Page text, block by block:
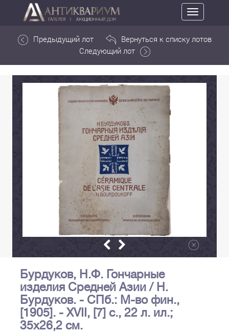
Toggle
navigation
Предыдущий лот
Вернуться к списку лотов
Следующий лот
Бурдуков, Н.Ф. Гончарные
изделия Средней Азии / Н.
Бурдуков. - СПб.: М-во фин.,
[1905]. - XVII, [7] с., 22 л. ил.;
35х26,2 см.